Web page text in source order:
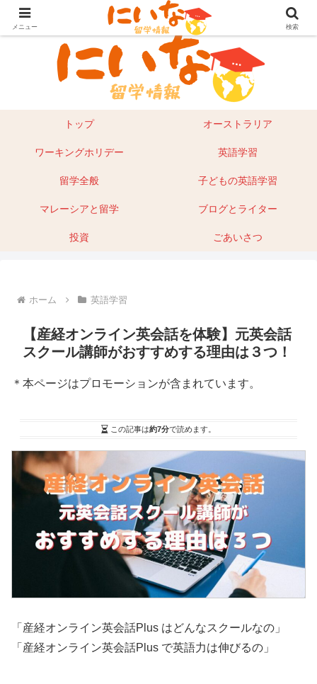
目指せ！英語留学｜オーストラリア留学やマレーシアもあり
トップ オーストラリア
ワーキングホリデー 英語学習
留学全般 子どもの英語学習
マレーシアと留学 ブログとライター
投資 ごあいさつ
ホーム 英語学習
【産経オンライン英会話を体験】元英会話
スクール講師がおすすめする理由は３つ！
＊本ページはプロモーションが含まれています。
この記事は約7分で読めます。
「産経オンライン英会話Plus はどんなスクールなの」
「産経オンライン英会話Plus で英語力は伸びるの」
メニュー 検索